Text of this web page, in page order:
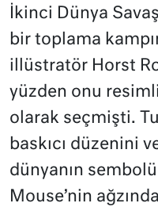
İkinci Dünya
bir toplama
illüstratör Horst
yüzden onu
olarak seçmişti.
baskıcı düzenini
dünyanın
Mouse’nin